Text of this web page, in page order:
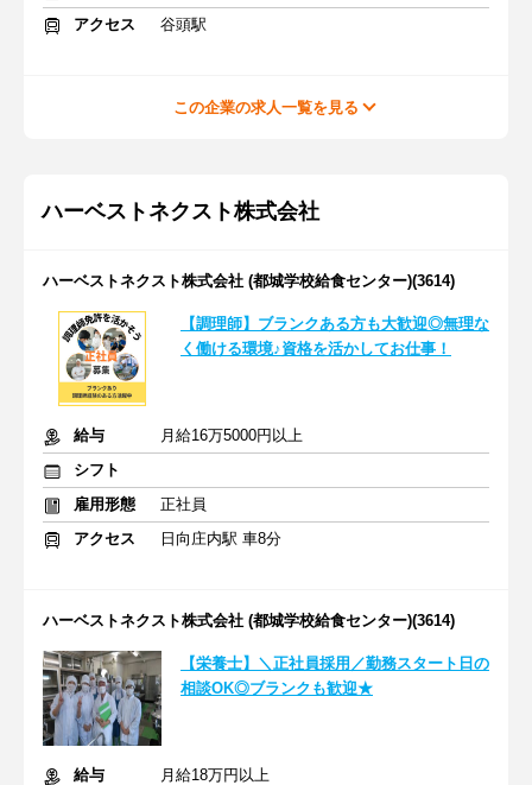
アクセス
谷頭駅
この企業の求人一覧を見る
ハーベストネクスト株式会社
ハーベストネクスト株式会社 (都城学校給食センター)(3614)
【調理師】ブランクある方も大歓迎◎無理な
く働ける環境♪資格を活かしてお仕事！
給与
月給16万5000円以上
シフト
雇用形態
正社員
アクセス
日向庄内駅 車8分
ハーベストネクスト株式会社 (都城学校給食センター)(3614)
【栄養士】＼正社員採用／勤務スタート日の
相談OK◎ブランクも歓迎★
給与
月給18万円以上